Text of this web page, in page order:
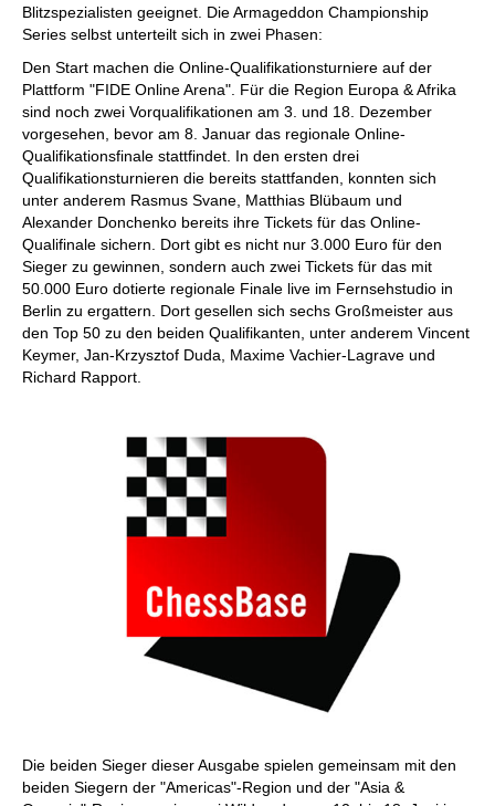
Blitzspezialisten geeignet. Die Armageddon Championship
Series selbst unterteilt sich in zwei Phasen:
Den Start machen die Online-Qualifikationsturniere auf der
Plattform "FIDE Online Arena". Für die Region Europa & Afrika
sind noch zwei Vorqualifikationen am 3. und 18. Dezember
vorgesehen, bevor am 8. Januar das regionale Online-
Qualifikationsfinale stattfindet. In den ersten drei
Qualifikationsturnieren die bereits stattfanden, konnten sich
unter anderem Rasmus Svane, Matthias Blübaum und
Alexander Donchenko bereits ihre Tickets für das Online-
Qualifinale sichern. Dort gibt es nicht nur 3.000 Euro für den
Sieger zu gewinnen, sondern auch zwei Tickets für das mit
50.000 Euro dotierte regionale Finale live im Fernsehstudio in
Berlin zu ergattern. Dort gesellen sich sechs Großmeister aus
den Top 50 zu den beiden Qualifikanten, unter anderem Vincent
Keymer, Jan-Krzysztof Duda, Maxime Vachier-Lagrave und
Richard Rapport.
Die beiden Sieger dieser Ausgabe spielen gemeinsam mit den
beiden Siegern der "Americas"-Region und der "Asia &